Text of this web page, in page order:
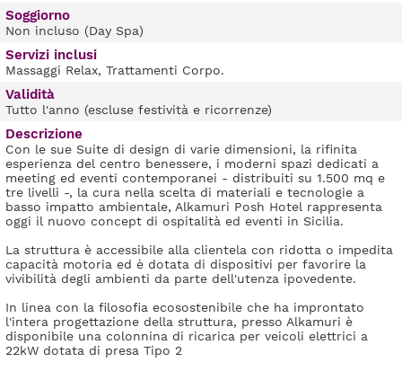
Soggiorno
Non incluso (Day Spa)
Servizi inclusi
Massaggi Relax, Trattamenti Corpo.
Validità
Tutto l'anno (escluse festività e ricorrenze)
Descrizione
Con le sue Suite di design di varie dimensioni, la rifinita
esperienza del centro benessere, i moderni spazi dedicati a
meeting ed eventi contemporanei - distribuiti su 1.500 mq e
tre livelli -, la cura nella scelta di materiali e tecnologie a
basso impatto ambientale, Alkamuri Posh Hotel rappresenta
oggi il nuovo concept di ospitalità ed eventi in Sicilia.
La struttura è accessibile alla clientela con ridotta o impedita
capacità motoria ed è dotata di dispositivi per favorire la
vivibilità degli ambienti da parte dell'utenza ipovedente.
In linea con la filosofia ecosostenibile che ha improntato
l'intera progettazione della struttura, presso Alkamuri è
disponibile una colonnina di ricarica per veicoli elettrici a
22kW dotata di presa Tipo 2